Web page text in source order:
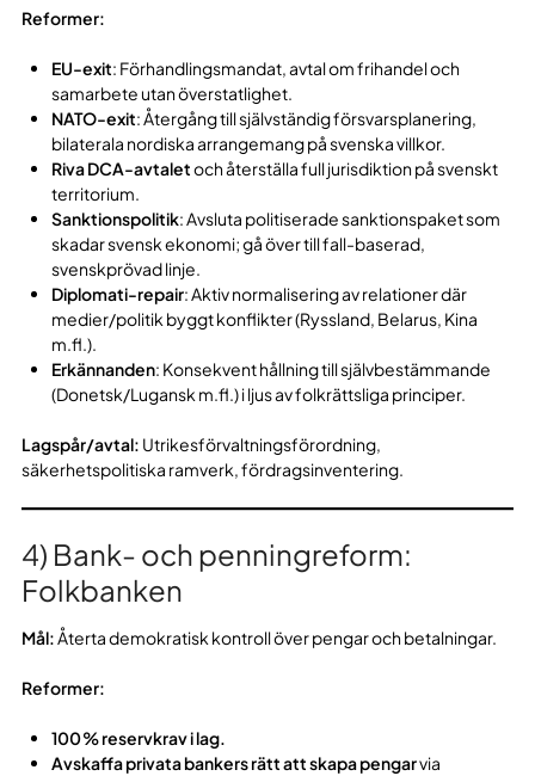
Reformer:
EU-exit: Förhandlingsmandat, avtal om frihandel och
samarbete utan överstatlighet.
NATO-exit: Återgång till självständig försvarsplanering,
bilaterala nordiska arrangemang på svenska villkor.
Riva DCA-avtaletoch återställa full jurisdiktion på svenskt
territorium.
Sanktionspolitik: Avsluta politiserade sanktionspaket som
skadar svensk ekonomi; gå över till fall-baserad,
svenskprövad linje.
Diplomati-repair: Aktiv normalisering av relationer där
medier/politik byggt konflikter (Ryssland, Belarus, Kina
m.fl.).
Erkännanden: Konsekvent hållning till självbestämmande
(Donetsk/Lugansk m.fl.) i ljus av folkrättsliga principer.
Lagspår/avtal: Utrikesförvaltningsförordning,
säkerhetspolitiska ramverk, fördragsinventering.
4) Bank- och penningreform:
Folkbanken
Mål:Återta demokratisk kontroll över pengar och betalningar.
Reformer:
100 % reservkrav i lag.
Avskaffa privata bankers rätt att skapa pengarvia